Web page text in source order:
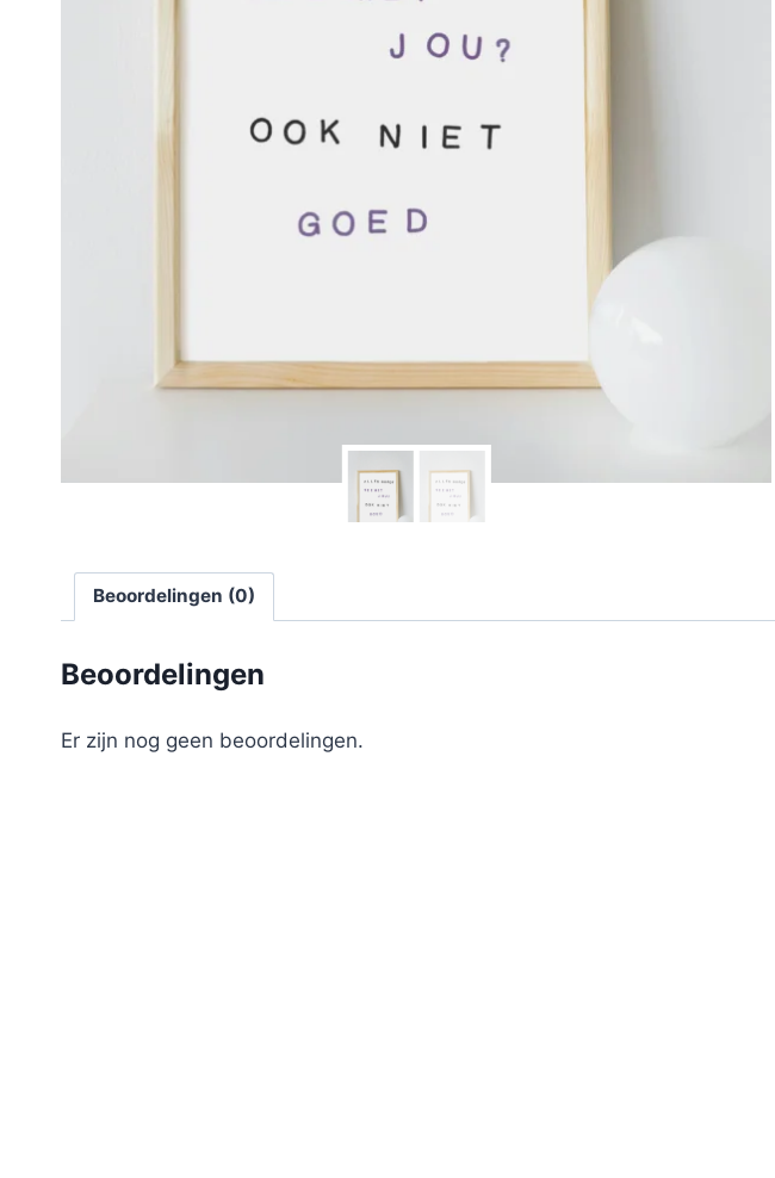
Beoordelingen (0)
Beoordelingen
Er zijn nog geen beoordelingen.